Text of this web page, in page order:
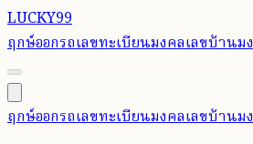
LUCKY99
ฤกษ์ออกรถเลขทะเบียนมงคลเลขบ้านม
ฤกษ์ออกรถเลขทะเบียนมงคลเลขบ้านม